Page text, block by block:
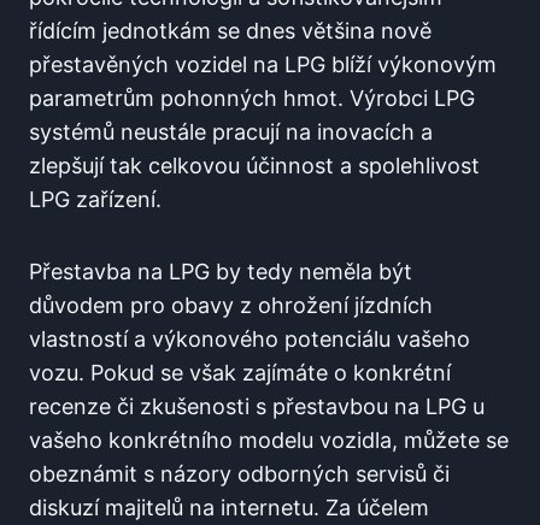
řídícím ⁤jednotkám se dnes většina nově
přestavěných ⁣vozidel ‌na LPG‍ blíží ​výkonovým
parametrům pohonných hmot. ‍Výrobci LPG
systémů neustále ‍pracují na inovacích a
zlepšují tak celkovou ⁣účinnost⁤ a spolehlivost
LPG zařízení.
Přestavba na LPG by⁣ tedy neměla být
důvodem pro obavy z ohrožení jízdních
vlastností a výkonového potenciálu ⁢vašeho⁤
vozu. Pokud se však zajímáte ‌o konkrétní
recenze⁣ či‍ zkušenosti ​s přestavbou na LPG⁤ u
vašeho konkrétního modelu vozidla, ‍můžete se
obeznámit s názory odborných servisů či‌
diskuzí majitelů na internetu. Za účelem